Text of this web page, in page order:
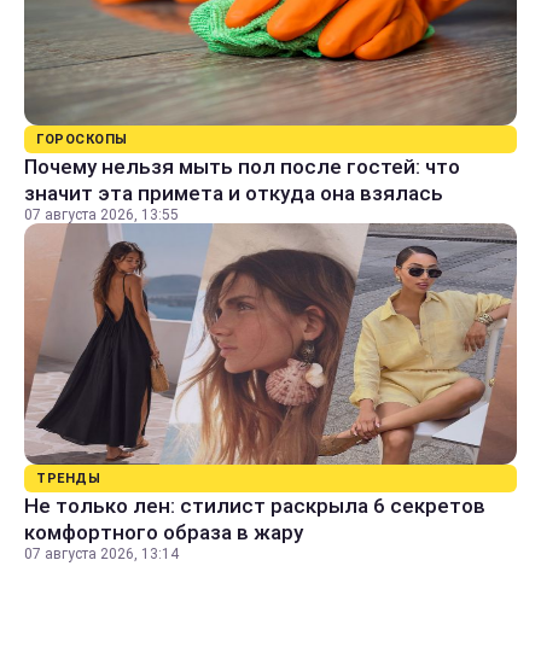
ГОРОСКОПЫ
Почему нельзя мыть пол после гостей: что
значит эта примета и откуда она взялась
07 августа 2026, 13:55
ТРЕНДЫ
Не только лен: стилист раскрыла 6 секретов
комфортного образа в жару
07 августа 2026, 13:14